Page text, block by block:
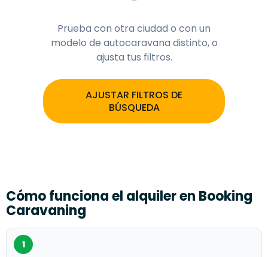
Prueba con otra ciudad o con un
modelo de autocaravana distinto, o
ajusta tus filtros.
AJUSTAR FILTROS DE
BÚSQUEDA
Cómo funciona el alquiler en Booking
Caravaning
1